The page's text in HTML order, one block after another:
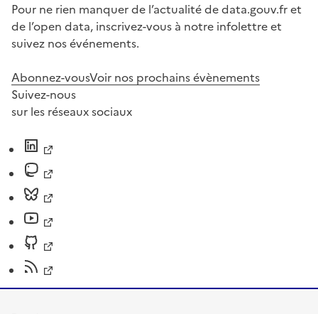
Pour ne rien manquer de l’actualité de data.gouv.fr et
de l’open data, inscrivez-vous à notre infolettre et
suivez nos événements.
Abonnez-vousVoir nos prochains évènements
Suivez-nous
sur les réseaux sociaux